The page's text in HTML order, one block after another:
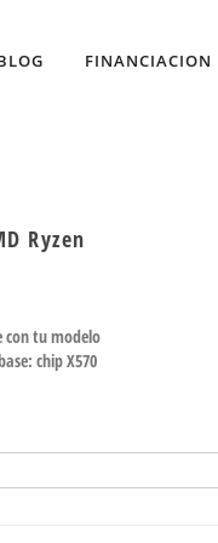
FINANCIACION
Ryzen
con tu modelo
chip X570